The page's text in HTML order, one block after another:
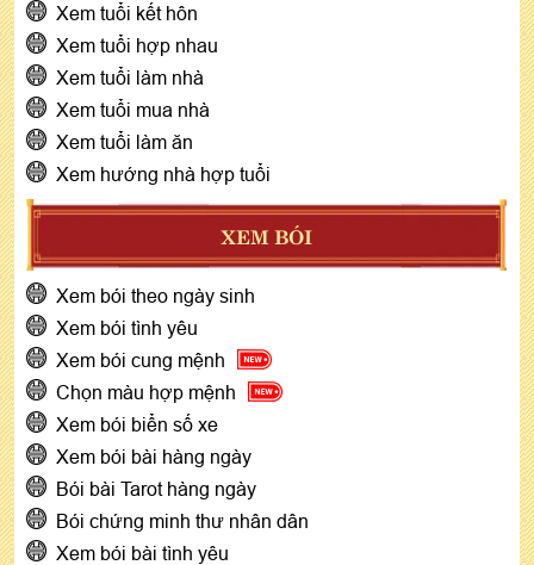
Xem tuổi kết hôn
Xem tuổi hợp nhau
Xem tuổi làm nhà
Xem tuổi mua nhà
Xem tuổi làm ăn
Xem hướng nhà hợp tuổi
XEM BÓI
Xem bói theo ngày sinh
Xem bói tình yêu
Xem bói cung mệnh
Chọn màu hợp mệnh
Xem bói biển số xe
Xem bói bài hàng ngày
Bói bài Tarot hàng ngày
Bói chứng minh thư nhân dân
Xem bói bài tình yêu